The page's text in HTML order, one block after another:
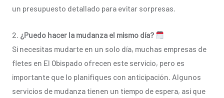
un presupuesto detallado para evitar sorpresas.
2. ¿Puedo hacer la mudanza el mismo día?
Si necesitas mudarte en un solo día, muchas empresas de
fletes en El Obispado ofrecen este servicio, pero es
importante que lo planifiques con anticipación. Algunos
servicios de mudanza tienen un tiempo de espera, así que